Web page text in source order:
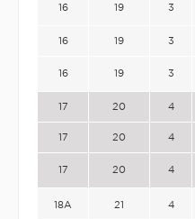
16 19 3
16 19 3
16 19 3
17 20 4
17 20 4
17 20 4
18A 21 4